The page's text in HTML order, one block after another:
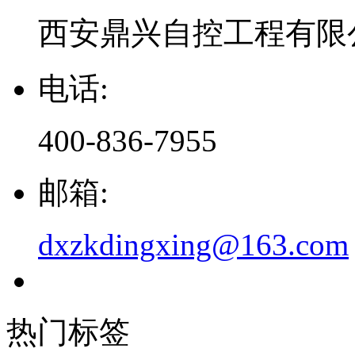
西安鼎兴自控工程有限
电话:
400-836-7955
邮箱:
dxzkdingxing@163.com
热门标签